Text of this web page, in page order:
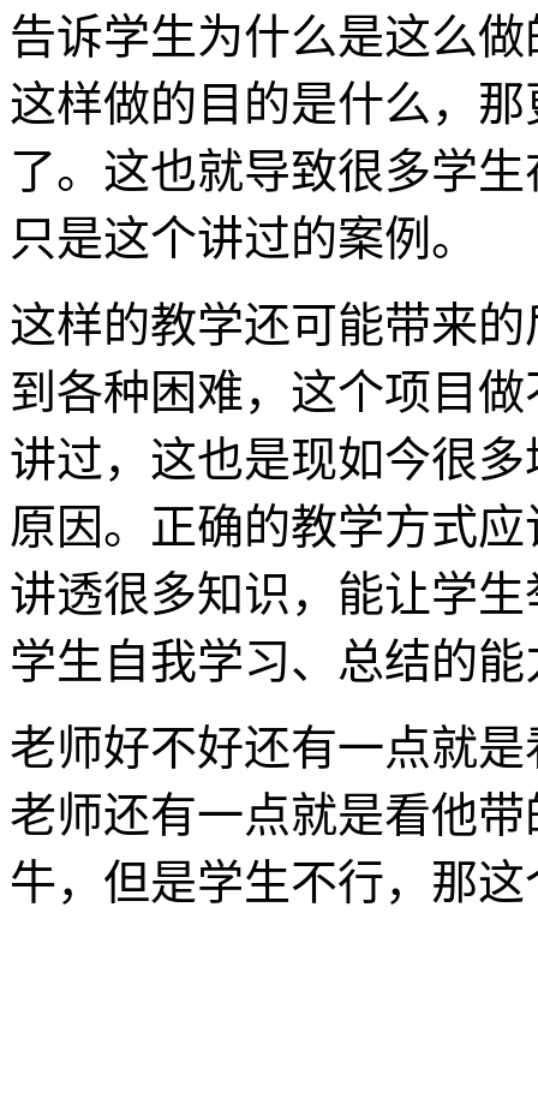
告诉学生为什么是这么
这样做的目的是什么，
了。这也就导致很多学
只是这个讲过的案例。
这样的教学还可能带来
到各种困难，这个项目
讲过，这也是现如今很
原因。正确的教学方式
讲透很多知识，能让学
学生自我学习、总结的能
老师好不好还有一点就
老师还有一点就是看他
牛，但是学生不行，那